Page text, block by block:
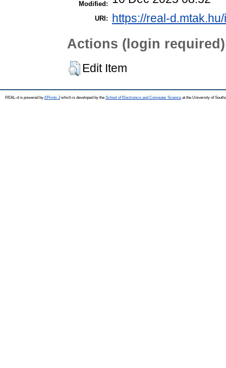
Modified:
URI: https://real-
Actions (login required)
Edit Item
REAL-d is powered by EPrints 3which is developed by the School of Electronics and Computer Science at the University of